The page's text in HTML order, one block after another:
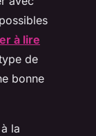
à lire
de
bonne
la